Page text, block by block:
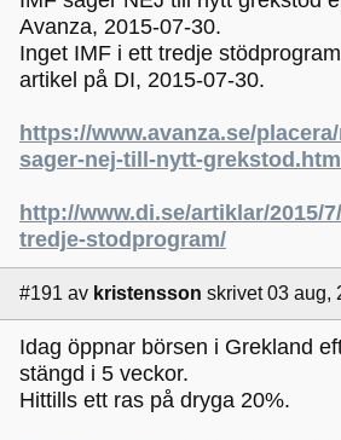
Avanza, 2015-07-30.
Inget IMF i ett tredje
artikel på DI, 2015-07-30.
https://www.avanza.se/
sager-nej-till-nytt-grekstod.html
http://www.di.se/artiklar/2015/
tredje-stodprogram/
#191 av kristensson skrivet 03 aug,
Idag öppnar börsen i Grekland
stängd i 5 veckor.
Hittills ett ras på dryga 20%.